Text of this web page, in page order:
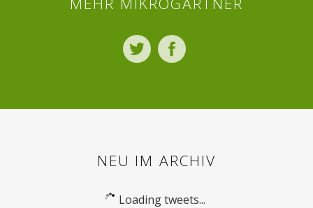
Twitter
NEU IM ARCHIV
Loading tweets...